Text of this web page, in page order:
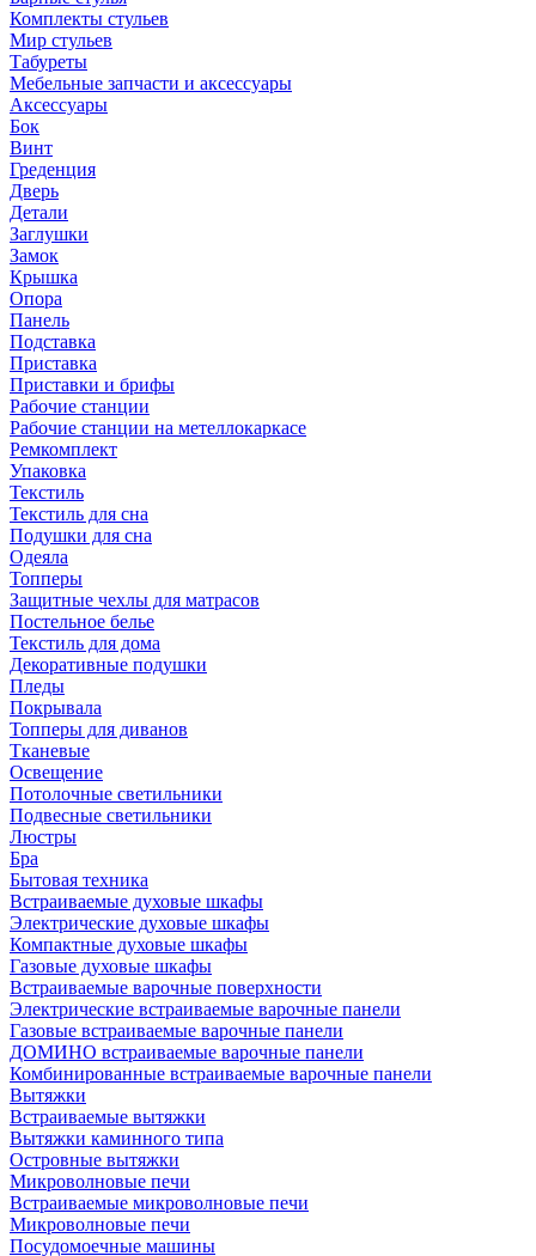
Комплекты стульев
Мир стульев
Табуреты
Мебельные запчасти и аксессуары
Аксессуары
Бок
Винт
Греденция
Дверь
Детали
Заглушки
Замок
Крышка
Опора
Панель
Подставка
Приставка
Приставки и брифы
Рабочие станции
Рабочие станции на метеллокаркасе
Ремкомплект
Упаковка
Текстиль
Текстиль для сна
Подушки для сна
Одеяла
Топперы
Защитные чехлы для матрасов
Постельное белье
Текстиль для дома
Декоративные подушки
Пледы
Покрывала
Топперы для диванов
Тканевые
Освещение
Потолочные светильники
Подвесные светильники
Люстры
Бра
Бытовая техника
Встраиваемые духовые шкафы
Электрические духовые шкафы
Компактные духовые шкафы
Газовые духовые шкафы
Встраиваемые варочные поверхности
Электрические встраиваемые варочные панели
Газовые встраиваемые варочные панели
ДОМИНО встраиваемые варочные панели
Комбинированные встраиваемые варочные панели
Вытяжки
Встраиваемые вытяжки
Вытяжки каминного типа
Островные вытяжки
Микроволновые печи
Встраиваемые микроволновые печи
Микроволновые печи
Посудомоечные машины